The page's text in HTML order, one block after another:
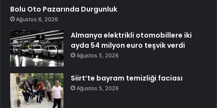
Bolu Oto Pazarında Durgunluk
Ağustos 6, 2026
Almanya elektrikli otomobillere iki
ayda 54 milyon euro teşvik verdi
Ağustos 5, 2026
Siirt’te bayram temizliği faciası
Ağustos 5, 2026